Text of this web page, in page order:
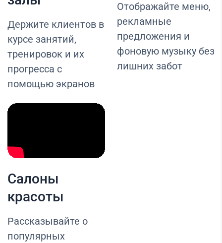
Держите клиентов в
курсе занятий,
тренировок и их
прогресса с
помощью экранов
Отображайте меню,
рекламные
предложения и
фоновую музыку без
лишних забот
Салоны
красоты
Рассказывайте о
популярных